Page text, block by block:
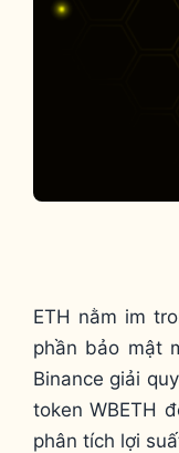
ETH nằm im
phần bảo mật
Binance giải
token WBETH
phân tích lợi